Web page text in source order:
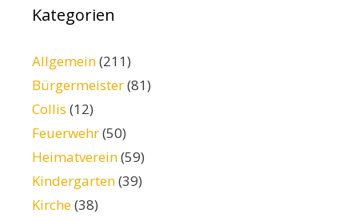
Kategorien
Allgemein(211)
Bürgermeister(81)
Collis (12)
Feuerwehr(50)
Heimatverein(59)
Kindergarten(39)
Kirche(38)